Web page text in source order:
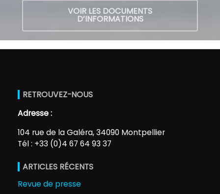
VOIR LES DOCUMENTS
D’INFORMATIONS
RETROUVEZ-NOUS
Adresse :
104 rue de la Galéra, 34090 Montpellier
Tél : +33 (0)4 67 64 93 37
ARTICLES RÉCENTS
Revue de presse